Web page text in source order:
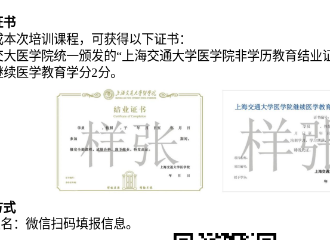
书
本次培训课程，可获得以下证书：
医学院统一颁发的“上海交通大学医学院非学历教育结业
医学教育学分2分。
式
：微信扫码填报信息。